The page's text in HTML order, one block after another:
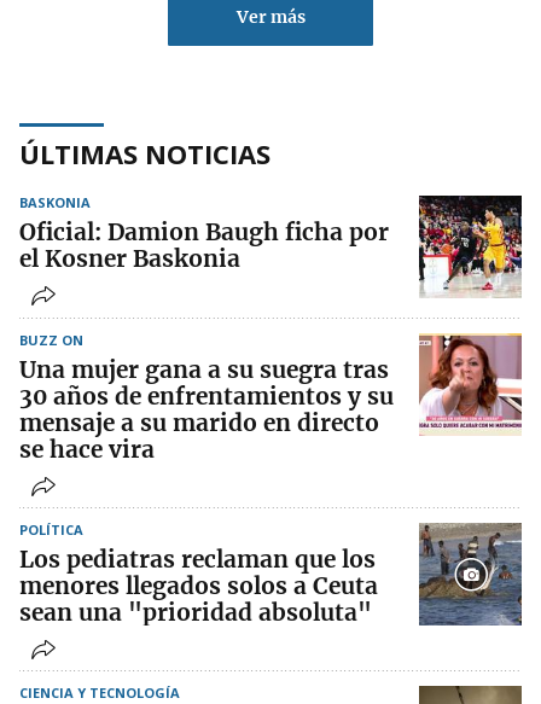
Ver más
ÚLTIMAS NOTICIAS
BASKONIA
Oficial: Damion Baugh ficha por
el Kosner Baskonia
BUZZ ON
Una mujer gana a su suegra tras
30 años de enfrentamientos y su
mensaje a su marido en directo
se hace vira
POLÍTICA
Los pediatras reclaman que los
menores llegados solos a Ceuta
sean una "prioridad absoluta"
CIENCIA Y TECNOLOGÍA